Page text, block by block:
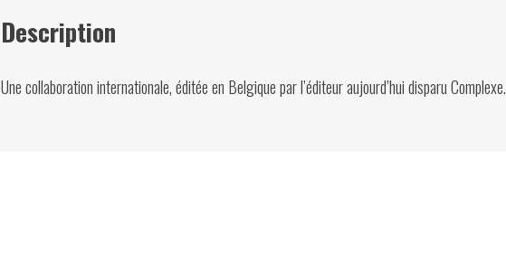
Description
Une collaboration internationale, éditée en Belgique par l’éditeur aujourd’hui disparu Complexe.